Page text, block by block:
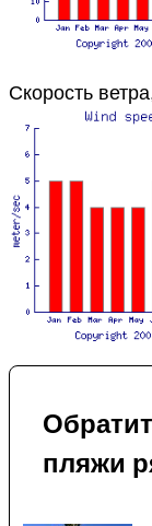
Скорость
пляжи